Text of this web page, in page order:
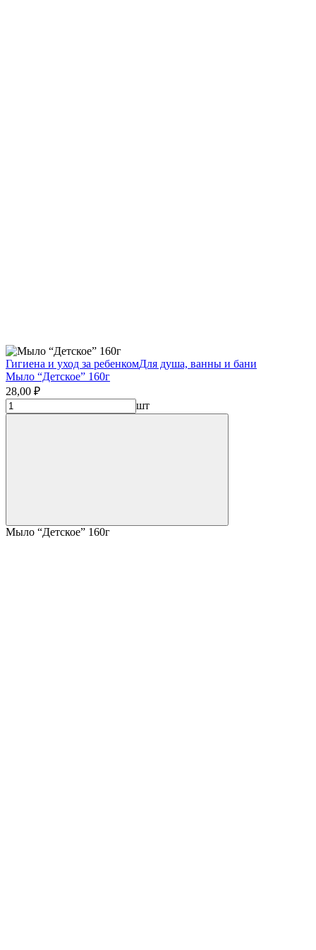
Гигиена и уход за ребенкомДля душа, ванны и бани
Мыло “Детское” 160г
28,00 ₽
шт
Мыло “Детское” 160г